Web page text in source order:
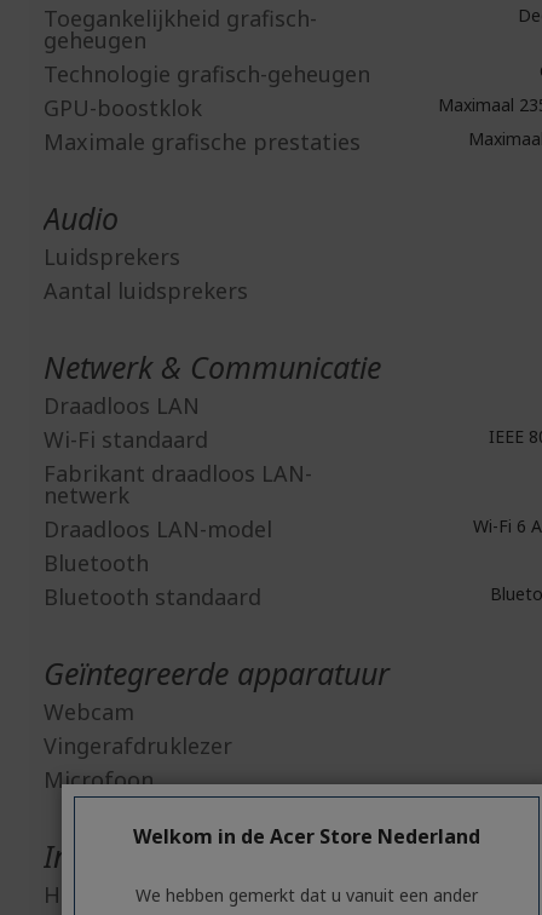
Toegankelijkheid grafisch-
geheugen
Technologie grafisch-geheugen
GPU-boostklok Maximaal
Maximale grafische prestaties
Audio
Luidsprekers
Aantal luidsprekers
Netwerk & Communicatie
Draadloos LAN
Wi-Fi standaard
IEEE
Fabrikant draadloos LAN-
netwerk
Draadloos LAN-model
Wi-Fi 6
Bluetooth
Bluetooth standaard
Geïntegreerde apparatuur
Webcam
Vingerafdruklezer
Microfoon
Interfaces/Poorten
HDMI
Welkom in de Acer Store Nederland
We hebben gemerkt dat u vanuit een ander